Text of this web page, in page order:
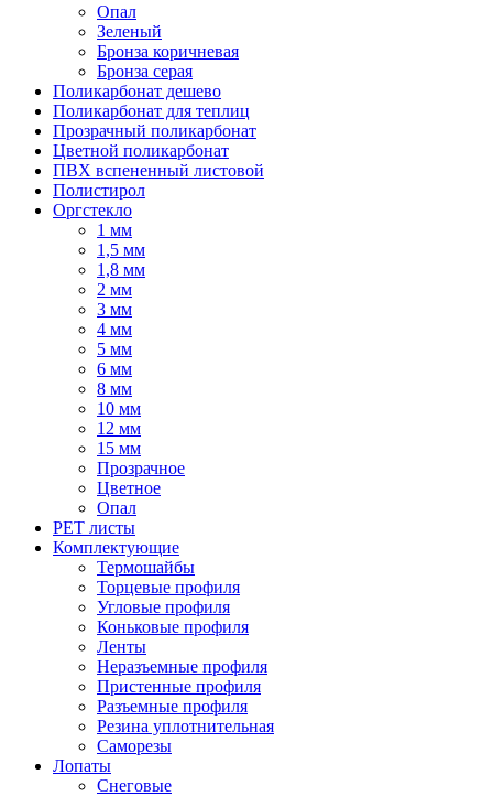
Опал
Зеленый
Бронза коричневая
Бронза серая
Поликарбонат дешево
Поликарбонат для теплиц
Прозрачный поликарбонат
Цветной поликарбонат
ПВХ вспененный листовой
Полистирол
Оргстекло
1 мм
1,5 мм
1,8 мм
2 мм
3 мм
4 мм
5 мм
6 мм
8 мм
10 мм
12 мм
15 мм
Прозрачное
Цветное
Опал
PET листы
Комплектующие
Термошайбы
Торцевые профиля
Угловые профиля
Коньковые профиля
Ленты
Неразъемные профиля
Пристенные профиля
Разъемные профиля
Резина уплотнительная
Саморезы
Лопаты
Снеговые